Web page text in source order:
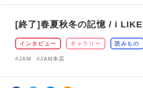
[終了]春夏秋冬の記憶 / i LIKE
インタビュー ギャラリー 読みもの
#JAM #JAM本店